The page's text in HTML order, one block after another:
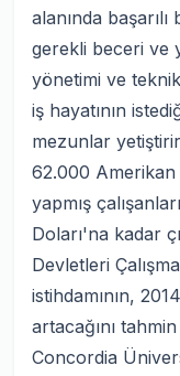
alanında
gerekli beceri ve
yönetimi ve
iş hayatının
mezunlar
62.000 Amerikan
yapmış
Doları'na kadar
Devletleri
istihdamının,
artacağını
Concordia